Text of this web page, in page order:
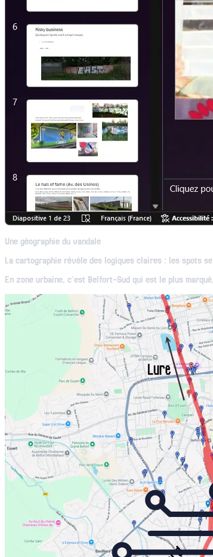
Une géographie du vandale
La cartographie révèle des logiques claires : les spots
En zone urbaine, c'est Belfort-Sud qui est le plus